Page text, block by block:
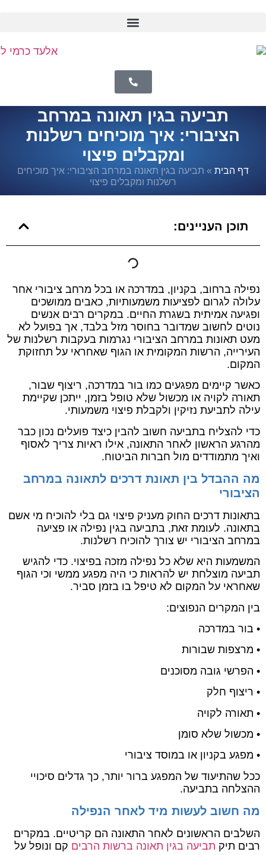
תביעה בגין תאונה במרחב
הציבורי: איך מוכיחים רשלנות
ומקבלים פיצוי
דף הבית » תביעה בגין תאונה במרחב הציבורי: איך מוכיחים
רשלנות ומקבלים פיצוי
תוכן העניינים:
נפילה ברחוב, בקניון, במדרכה או בכל מרחב ציבורי אחר
עלולה לגרום לפציעות משמעותיות, כאבים ממושכים
ופגיעה אמיתית בשגרת החיים. במקרים רבים אנשים
נוטים לחשוב שמדובר בחוסר מזל בלבד, אך בפועל לא
מעט תאונות במרחב הציבורי נגרמות בעקבות רשלנות של
העירייה, הרשות המקומית או הגוף שאחראי על תחזוקת
המקום.
כאשר קיימים מפגעים כמו בור במדרכה, ריצוף שבור,
תאורה לקויה או מכשול שלא טופל בזמן, ייתכן שקיימת
עילה לתביעת נזיקין ולקבלת פיצוי משמעותי.
כדי להצליח בתביעה חשוב להבין כיצד פועלים נכון כבר
מהרגע הראשון לאחר התאונה, אילו ראיות צריך לאסוף
ואיך מתמודדים מול חברות הביטוח.
מה ההבדל בין תאונת דרכים לתאונה במרחב
הציבורי
בתאונות דרכים החוק מעניק פיצוי גם בלי להוכיח מי אשם
בתאונה. לעומת זאת, בתביעה בגין נפילה או פציעה
במרחב הציבורי יש צורך להוכיח רשלנות.
המשמעות היא שלא כל נפילה מזכה בפיצוי. כדי להגיש
תביעה מוצלחת יש להראות כי היה מפגע ממשי וכי הגוף
שאחראי על המקום לא טיפל בו בזמן סביר.
בין המקרים הנפוצים:
• בור במדרכה
• מרצפות שבורות
• הפרשי גובה מסוכנים
• ריצוף חלק
• תאורה לקויה
• מכשול שלא סומן
• מפגע בקניון או במוסד ציבורי
ככל שהתיעוד של המפגע ברור יותר, כך גדלים סיכויי
ההצלחה בתביעה.
מה חשוב לעשות מיד לאחר הנפילה
השלבים הראשונים לאחר התאונה הם קריטיים. במקרים
רבים תיק תביעה בגין תאונה ברשות הרבים קם ונופל על